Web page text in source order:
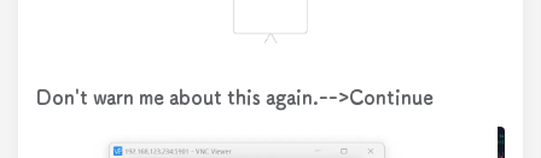
Don't warn me about this again.-->Continue